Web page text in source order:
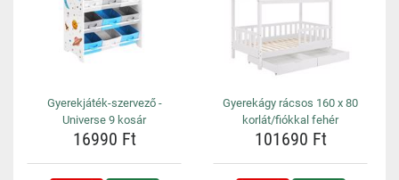
Gyerekjáték-szervező -
Universe 9 kosár
16990 Ft
Gyerekágy rácsos 160 x 80
korlát/fiókkal fehér
101690 Ft